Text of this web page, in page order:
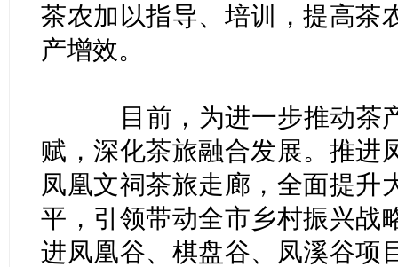
茶农加以指导、培训，提高茶
产增效。
目前，为进一步推动茶
赋，深化茶旅融合发展。推进
凤凰文祠茶旅走廊，全面提升
平，引领带动全市乡村振兴战
进凤凰谷、棋盘谷、凤溪谷项